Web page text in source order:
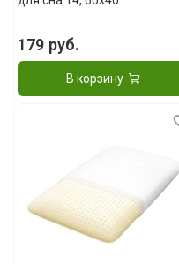
179 руб.
В корзину